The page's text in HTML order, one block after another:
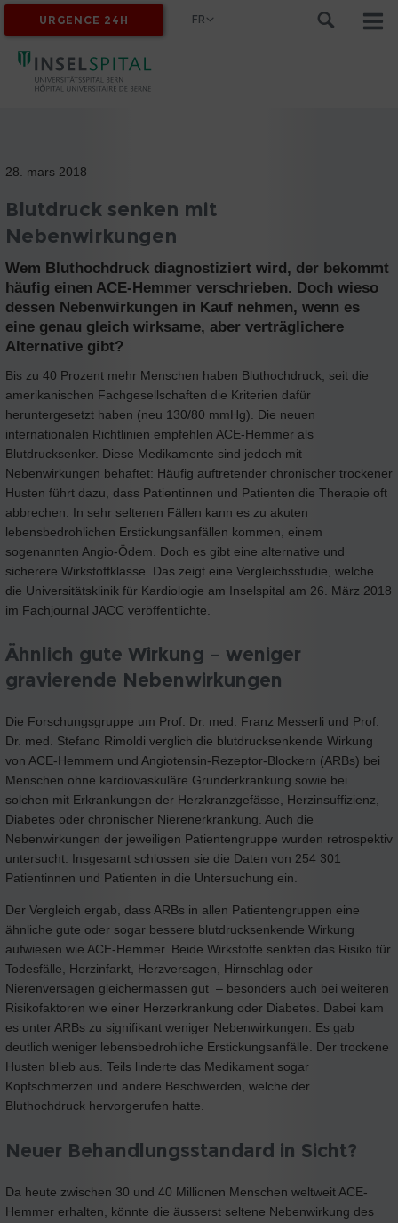
MYINSEL
URGENCE 24H FR
28. mars 2018
Blutdruck senken mit
Nebenwirkungen
Wem Bluthochdruck diagnostiziert wird, der bekommt
häufig einen ACE-Hemmer verschrieben. Doch wieso
dessen Nebenwirkungen in Kauf nehmen, wenn es
eine genau gleich wirksame, aber verträglichere
Alternative gibt?
Bis zu 40 Prozent mehr Menschen haben Bluthochdruck, seit die
amerikanischen Fachgesellschaften die Kriterien dafür
heruntergesetzt haben (neu 130/80 mmHg). Die neuen
internationalen Richtlinien empfehlen ACE-Hemmer als
Blutdrucksenker. Diese Medikamente sind jedoch mit
Nebenwirkungen behaftet: Häufig auftretender chronischer trockener
Husten führt dazu, dass Patientinnen und Patienten die Therapie oft
abbrechen. In sehr seltenen Fällen kann es zu akuten
lebensbedrohlichen Erstickungsanfällen kommen, einem
sogenannten Angio-Ödem. Doch es gibt eine alternative und
sicherere Wirkstoffklasse. Das zeigt eine Vergleichsstudie, welche
die Universitätsklinik für Kardiologie am Inselspital am 26. März 2018
im Fachjournal JACC veröffentlichte.
Ähnlich gute Wirkung – weniger
gravierende Nebenwirkungen
Die Forschungsgruppe um Prof. Dr. med. Franz Messerli und Prof.
Dr. med. Stefano Rimoldi verglich die blutdrucksenkende Wirkung
von ACE-Hemmern und Angiotensin-Rezeptor-Blockern (ARBs) bei
Menschen ohne kardiovaskuläre Grunderkrankung sowie bei
solchen mit Erkrankungen der Herzkranzgefässe, Herzinsuffizienz,
Diabetes oder chronischer Nierenerkrankung. Auch die
Nebenwirkungen der jeweiligen Patientengruppe wurden retrospektiv
untersucht. Insgesamt schlossen sie die Daten von 254 301
Patientinnen und Patienten in die Untersuchung ein.
Der Vergleich ergab, dass ARBs in allen Patientengruppen eine
ähnliche gute oder sogar bessere blutdrucksenkende Wirkung
aufwiesen wie ACE-Hemmer. Beide Wirkstoffe senkten das Risiko für
Todesfälle, Herzinfarkt, Herzversagen, Hirnschlag oder
Nierenversagen gleichermassen gut – besonders auch bei weiteren
Risikofaktoren wie einer Herzerkrankung oder Diabetes. Dabei kam
es unter ARBs zu signifikant weniger Nebenwirkungen. Es gab
deutlich weniger lebensbedrohliche Erstickungsanfälle. Der trockene
Husten blieb aus. Teils linderte das Medikament sogar
Kopfschmerzen und andere Beschwerden, welche der
Bluthochdruck hervorgerufen hatte.
Neuer Behandlungsstandard in Sicht?
Da heute zwischen 30 und 40 Millionen Menschen weltweit ACE-
Hemmer erhalten, könnte die äusserst seltene Nebenwirkung des